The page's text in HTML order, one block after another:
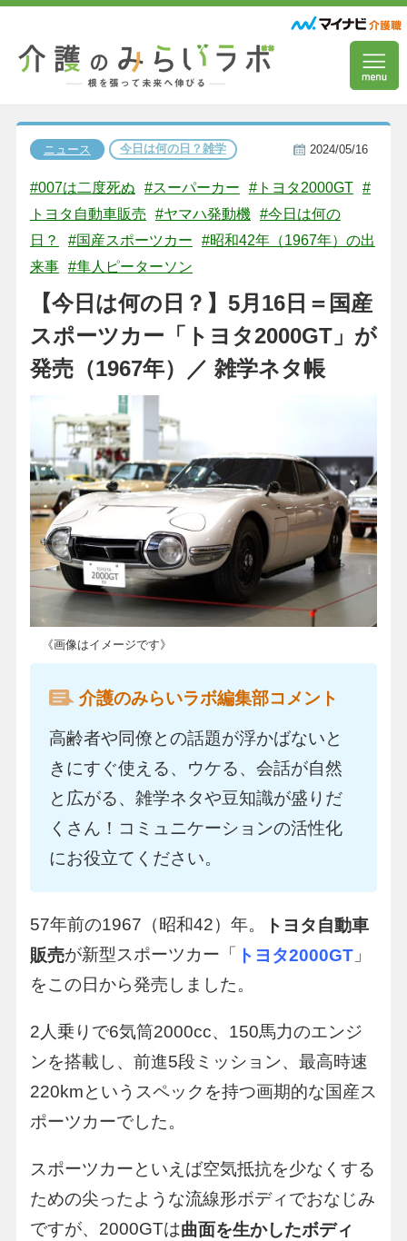
ニュース 今日は何の日？雑学 2024/05/16
#007は二度死ぬ #スーパーカー #トヨタ2000GT #
トヨタ自動車販売
#ヤマハ発動機 #今日は何の
日？
#国産スポーツカー
#昭和42年（1967年）の出
来事 #隼人ピーターソン
【今日は何の日？】5月16日＝国産
スポーツカー「トヨタ2000GT」が
発売（1967年）／ 雑学ネタ帳
《画像はイメージです》
介護のみらいラボ編集部コメント
高齢者や同僚との話題が浮かばないと
きにすぐ使える、ウケる、会話が自然
と広がる、雑学ネタや豆知識が盛りだ
くさん！コミュニケーションの活性化
にお役立てください。
57年前の1967（昭和42）年。
トヨタ自動車
販売が新型スポーツカー「 トヨタ2000GT」
をこの日から発売しました。
2人乗りで6気筒2000cc、150馬力のエンジ
ンを搭載し、前進5段ミッション、最高時速
220kmというスペックを持つ画期的な国産ス
ポーツカーでした。
スポーツカーといえば空気抵抗を少なくする
ための尖ったような流線形ボディでおなじみ
ですが、2000GTは曲面を生かしたボディ